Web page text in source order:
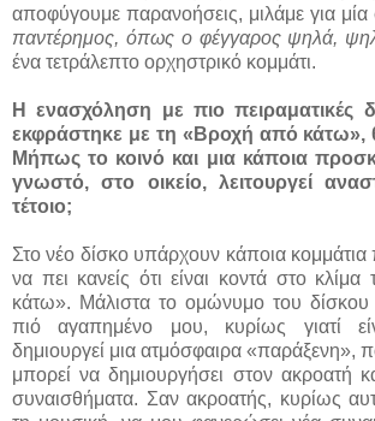
αποφύγουμε παρανοήσεις, μιλάμε για
παντέρημος, όπως ο φέγγαρος ψηλά,
ένα τετράλεπτο ορχηστρικό κομμάτι.
Η ενασχόληση με πιο πειραματικές
εκφράστηκε με τη «Βροχή από κάτω»,
Μήπως το κοινό και μια κάποια
γνωστό, στο οικείο, λειτουργεί
τέτοιο;
Στο νέο δίσκο υπάρχουν κάποια
να πει κανείς ότι είναι κοντά στο
κάτω». Μάλιστα το ομώνυμο του δίσκου
πιό αγαπημένο μου, κυρίως γιατί
δημιουργεί μια ατμόσφαιρα «παράξενη»,
μπορεί να δημιουργήσει στον ακροατή
συναισθήματα. Σαν ακροατής, κυρίως